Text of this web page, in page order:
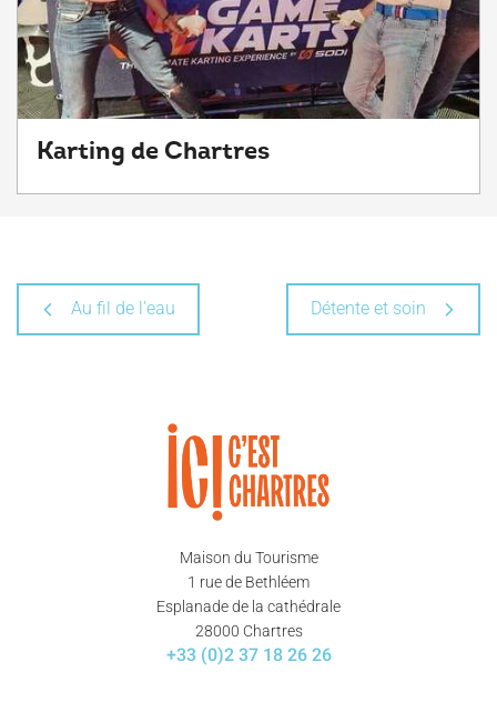
Karting de Chartres
Au fil de l'eau Détente et soin
Maison du Tourisme
1 rue de Bethléem
Esplanade de la cathédrale
28000 Chartres
+33 (0)2 37 18 26 26